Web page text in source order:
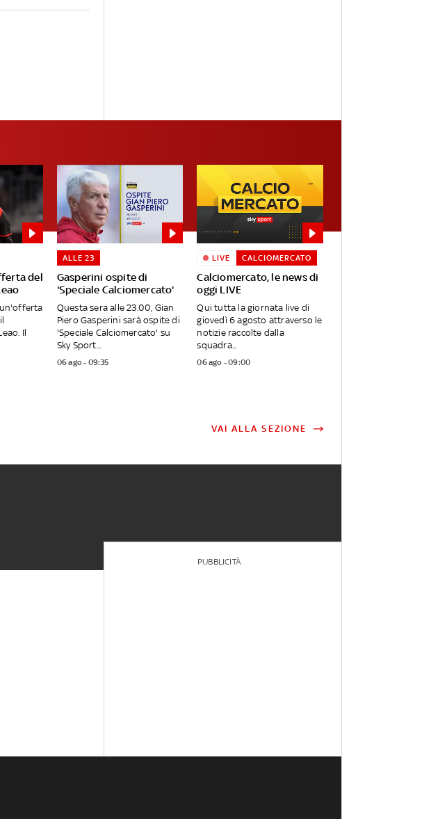
del
Il
Gasperini ospite di
'Speciale Calciomercato'
ALLE 23
Questa sera alle 23.00, Gian
Piero Gasperini sarà ospite di
'Speciale Calciomercato' su
Sky Sport...
06 ago - 09:35
Calciomercato, le news di
oggi LIVE
LIVE CALCIOMERCATO
Qui tutta la giornata live di
giovedì 6 agosto attraverso le
notizie raccolte dalla
squadra...
06 ago - 09:00
VAI ALLA SEZIONE
PUBBLICITÀ